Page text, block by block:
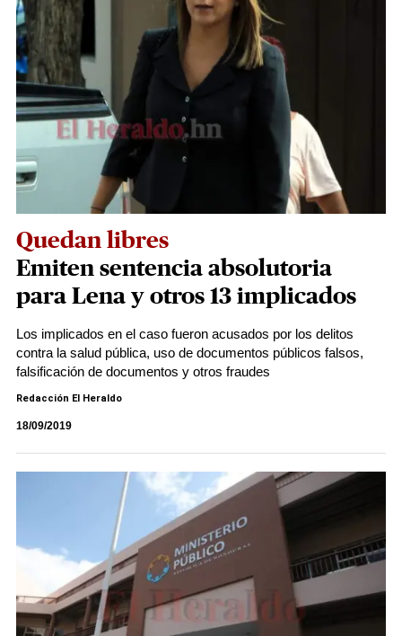
Quedan libres
Emiten sentencia absolutoria
para Lena y otros 13 implicados
Los implicados en el caso fueron acusados por los delitos
contra la salud pública, uso de documentos públicos falsos,
falsificación de documentos y otros fraudes
Redacción El Heraldo
18/09/2019